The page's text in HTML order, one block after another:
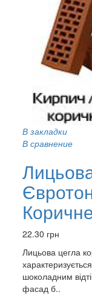
В закладки
В сравнение
22.30 грн
Лицьова цегла
шоколадним
фасад б..